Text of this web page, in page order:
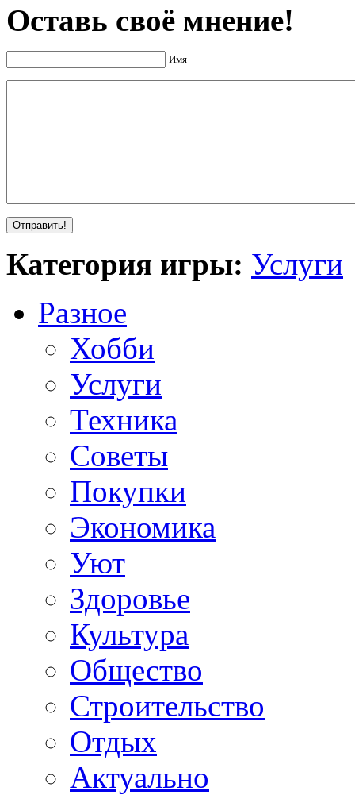
Оставь своё мнение!
Имя
Категория игры: Услуги
Разное
Хобби
Услуги
Техника
Советы
Покупки
Экономика
Уют
Здоровье
Культура
Общество
Строительство
Отдых
Актуально